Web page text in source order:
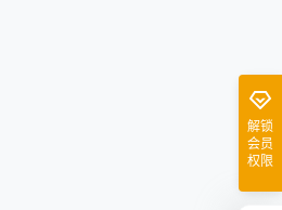
解锁
会员
权限